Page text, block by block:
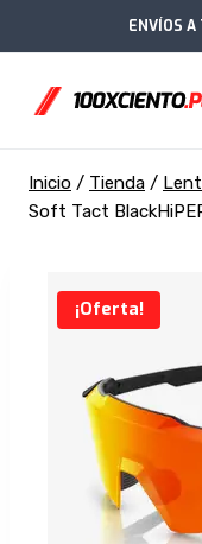
al
ENVÍOS A
Inicio / Tienda /
Soft Tact
¡Oferta!